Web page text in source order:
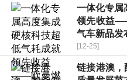
一体化专属
领先收益
气车新品发
[12-25]
链接港澳，